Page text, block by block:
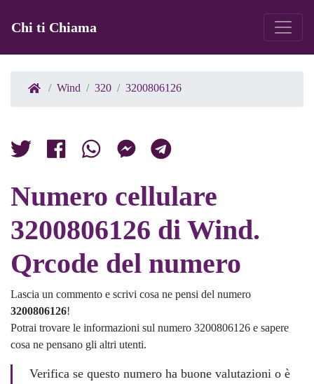
Chi ti Chiama
Wind 320 3200806126
Numero cellulare
3200806126 di Wind.
Qrcode del numero
Lascia un commento e scrivi cosa ne pensi del numero
3200806126!
Potrai trovare le informazioni sul numero 3200806126 e sapere
cosa ne pensano gli altri utenti.
Verifica se questo numero ha buone valutazioni o è